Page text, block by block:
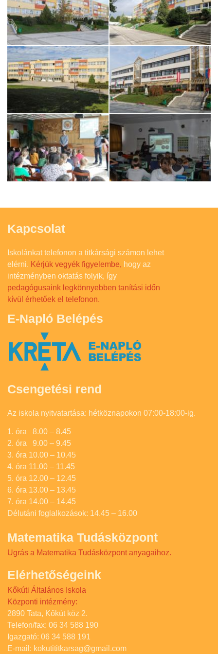
Kapcsolat
Iskolánkat telefonon a titkársági számon lehet
elérni. Kérjük vegyék figyelembe, hogy az
intézményben oktatás folyik, így
pedagógusaink legkönnyebben tanítási időn
kívül érhetőek el telefonon.
E-Napló Belépés
Csengetési rend
Az iskola nyitvatartása: hétköznapokon 07:00-18:00-ig.
1. óra 8.00 – 8.45
2. óra 9.00 – 9.45
3. óra 10.00 – 10.45
4. óra 11.00 – 11.45
5. óra 12.00 – 12.45
6. óra 13.00 – 13.45
7. óra 14.00 – 14.45
Délutáni foglalkozások: 14.45 – 16.00
Matematika Tudásközpont
Ugrás a Matematika Tudásközpont anyagaihoz.
Elérhetőségeink
Kőkúti Általános Iskola
Központi intézmény:
2890 Tata, Kőkút köz 2.
Telefon/fax: 06 34 588 190
Igazgató: 06 34 588 191
E-mail: kokutititkarsag@gmail.com